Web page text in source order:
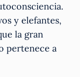
y elefantes,
la gran
pertenece a